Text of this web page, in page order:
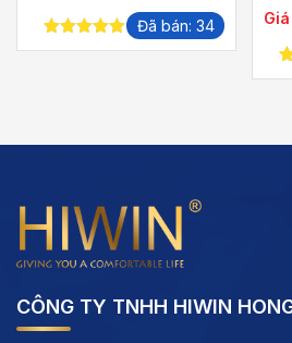
5.00out of
Đã bán: 34
CÔNG TY TNHH HIWIN